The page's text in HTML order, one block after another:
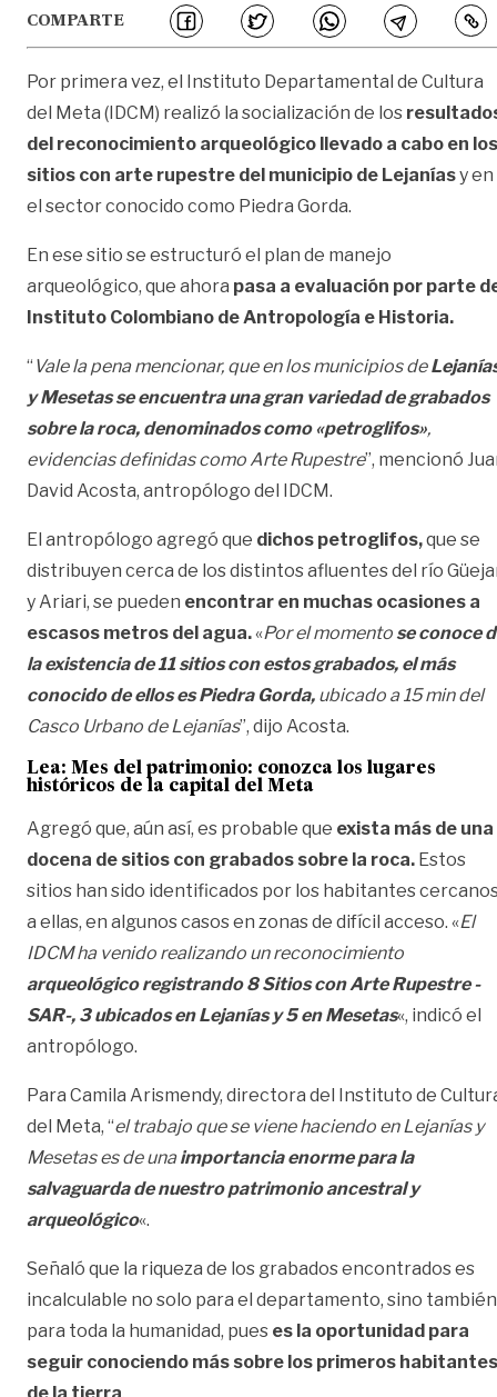
COMPARTE
Por primera vez, el Instituto Departamental de Cultura
del Meta (IDCM) realizó la socialización de los
del reconocimiento arqueológico llevado a cabo en los
sitios con arte rupestre del municipio de Lejaníasy en
el sector conocido como Piedra Gorda.
En ese sitio se estructuró el plan de manejo
arqueológico, que ahora pasa a evaluación por parte
Instituto Colombiano de Antropología e Historia.
“ Vale la pena mencionar, que en los municipios de
y Mesetas se encuentra una gran variedad de grabados
sobre la roca, denominados como «petroglifos»,
evidencias definidas como Arte Rupestre”, mencionó
David Acosta, antropólogo del IDCM.
El antropólogo agregó que dichos petroglifos,que se
distribuyen cerca de los distintos afluentes del río
y Ariari, se pueden encontrar en muchas ocasiones a
escasos metros del agua.«Por el momento se conoce
la existencia de 11 sitios con estos grabados, el más
conocido de ellos es Piedra Gorda, ubicado a 15 min del
Casco Urbano de Lejanías”, dijo Acosta.
Lea: Mes del patrimonio: conozca los lugares
históricos de la capital del Meta
Agregó que, aún así, es probable que exista más de una
docena de sitios con grabados sobre la roca. Estos
sitios han sido identificados por los habitantes
a ellas, en algunos casos en zonas de difícil acceso. «El
IDCM ha venido realizando un reconocimiento
arqueológico registrando 8 Sitios con Arte Rupestre -
SAR-, 3 ubicados en Lejanías y 5 en Mesetas«, indicó el
antropólogo.
Para Camila Arismendy, directora del Instituto de
del Meta, “el trabajo que se viene haciendo en Lejanías y
Mesetas es de unaimportancia enorme para la
salvaguarda de nuestro patrimonio ancestral y
arqueológico«.
Señaló que la riqueza de los grabados encontrados es
incalculable no solo para el departamento, sino también
para toda la humanidad, pues es la oportunidad para
seguir conociendo más sobre los primeros habitantes